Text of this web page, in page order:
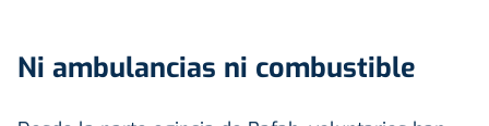
Ni ambulancias ni combustible